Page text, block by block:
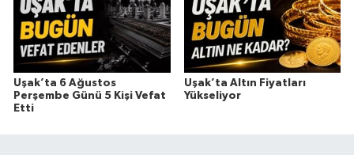
Uşak’ta 6 Ağustos
Perşembe Günü 5 Kişi Vefat
Etti
Uşak’ta Altın Fiyatları
Yükseliyor